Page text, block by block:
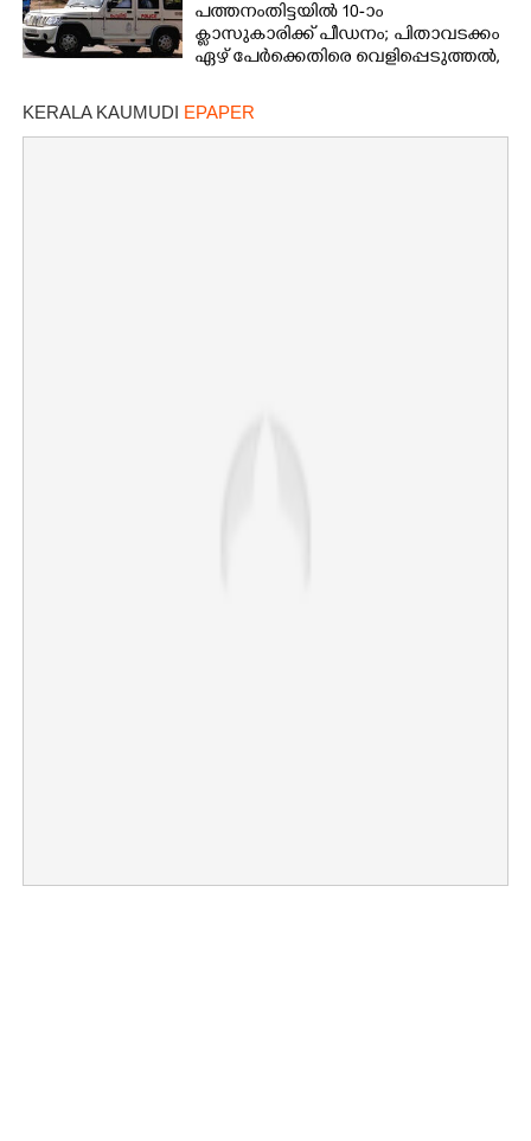
പത്തനംതിട്ടയിൽ 10-ാം
ക്ലാസുകാരിക്ക് പീഡനം; പിതാവടക്കം
ഏഴ് പേർക്കെതിരെ വെളിപ്പെടുത്തൽ,
KERALA KAUMUDI EPAPER